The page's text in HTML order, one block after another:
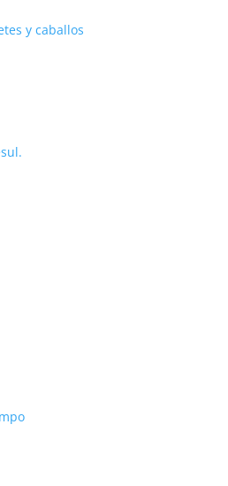
y caballos